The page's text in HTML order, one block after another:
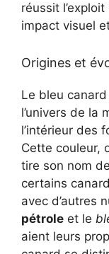
réussit
impact visuel
Origines et
Le bleu canard
l’univers de la
l’intérieur des
Cette couleur,
tire son nom
certains
avec d’autres
pétrole et le
aient leurs